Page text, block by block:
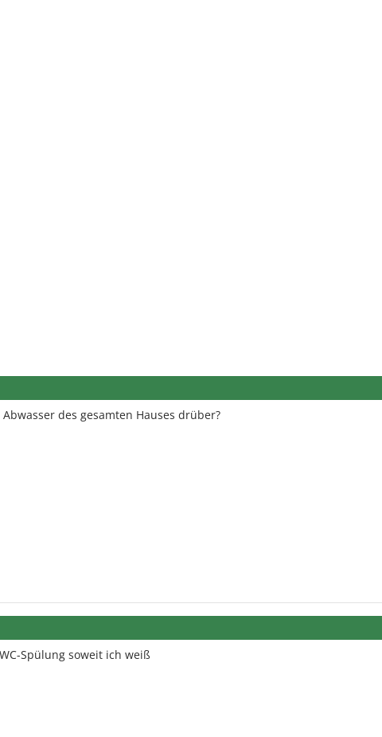
Abwasser des gesamten Hauses drüber?
Spülung soweit ich weiß